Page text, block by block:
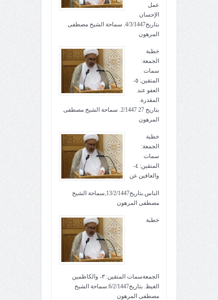
عمل
الإحسان
بتاريخ4/3/1447. سماحة الشيخ مصطفى
المرهون
خطبة
الجمعة:
سمات
المتقين: ٥-
العفو عند
المقدرة.
بتاريخ 27 2/1447. سماحة الشيخ مصطفى
المرهون
خطبة
الجمعة:
سمات
المتقين: ٤-
والعافين عن
الناس.بتاريخ13/2/1447,سماحة الشيخ
مصطفى المرهون
خطبة
الجمعةسمات المتقين: ٣- والكاظمين
الغيظ. بتاريخ6/2/1447.سماحة الشيخ
مصطفى المرهون